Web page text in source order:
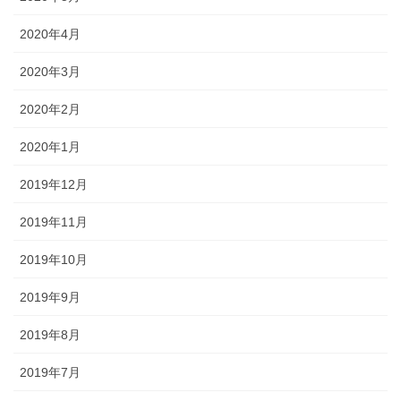
2020年4月
2020年3月
2020年2月
2020年1月
2019年12月
2019年11月
2019年10月
2019年9月
2019年8月
2019年7月